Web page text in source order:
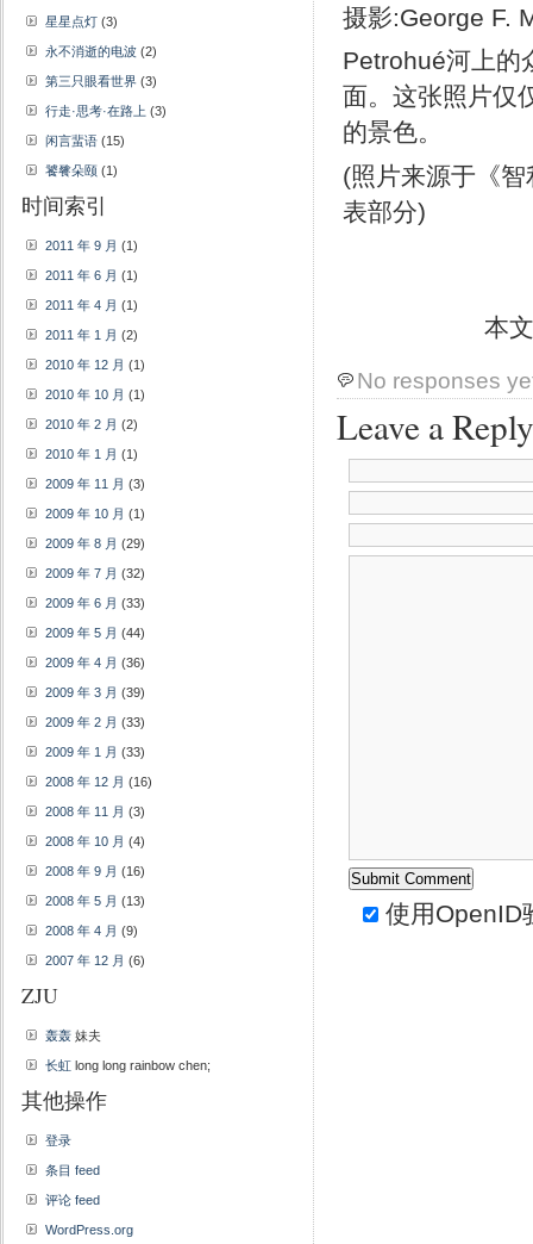
摄影:George F.
Petrohué河上的
面。这张照片仅
的景色。
(照片来源于《
表部分)
本
No responses
Leave a Reply
使用OpenID
星星点灯 (3)
永不消逝的电波 (2)
第三只眼看世界 (3)
行走·思考·在路上 (3)
闲言蜚语 (15)
饕餮朵颐 (1)
时间索引
2011 年 9 月 (1)
2011 年 6 月 (1)
2011 年 4 月 (1)
2011 年 1 月 (2)
2010 年 12 月 (1)
2010 年 10 月 (1)
2010 年 2 月 (2)
2010 年 1 月 (1)
2009 年 11 月 (3)
2009 年 10 月 (1)
2009 年 8 月 (29)
2009 年 7 月 (32)
2009 年 6 月 (33)
2009 年 5 月 (44)
2009 年 4 月 (36)
2009 年 3 月 (39)
2009 年 2 月 (33)
2009 年 1 月 (33)
2008 年 12 月 (16)
2008 年 11 月 (3)
2008 年 10 月 (4)
2008 年 9 月 (16)
2008 年 5 月 (13)
2008 年 4 月 (9)
2007 年 12 月 (6)
ZJU
轰轰 妹夫
长虹 long long rainbow chen;
其他操作
登录
条目 feed
评论 feed
WordPress.org